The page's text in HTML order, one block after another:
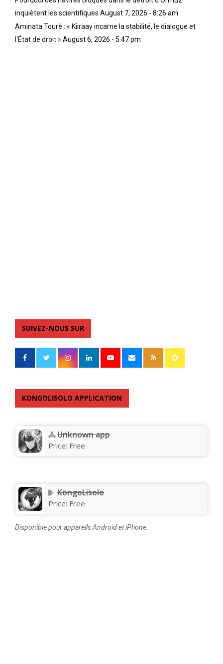
inquiètent les scientifiques August 7, 2026 - 8:26 am
Aminata Touré : « Kiiraay incarne la stabilité, le dialogue et
l'État de droit » August 6, 2026 - 5:47 pm
SUIVEZ-NOUS SUR
KONGOLISOLO APPLICATION
Unknown app
Price: Free
KongoLisolo
Price: Free
Disponible pour appareils Android et iPhone.